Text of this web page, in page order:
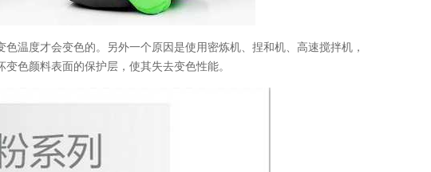
温度才会变色的。另外一个原因是使用密炼机、捏和机、高速搅拌机，
色颜料表面的保护层，使其失去变色性能。